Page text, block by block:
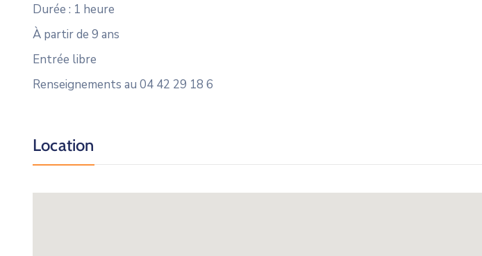
Durée : 1 heure
À partir de 9 ans
Entrée libre
Renseignements au 04 42 29 18 6
Location